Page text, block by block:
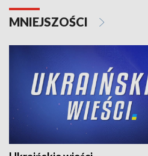
MNIEJSZOŚCI